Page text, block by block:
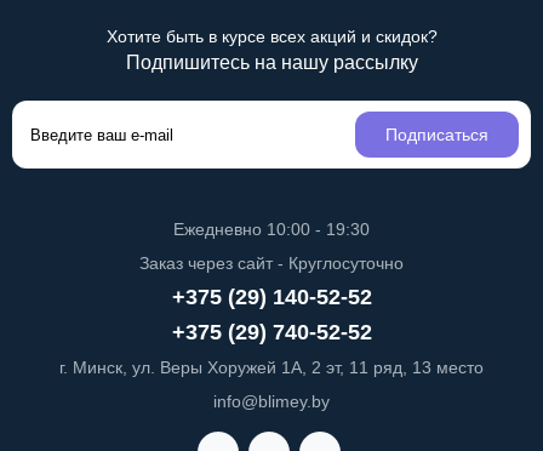
Хотите быть в курсе всех акций и скидок?
Подпишитесь на нашу рассылку
Подписаться
Ежедневно 10:00 - 19:30
Заказ через сайт - Круглосуточно
+375 (29) 140-52-52
+375 (29) 740-52-52
г. Минск, ул. Веры Хоружей 1А, 2 эт, 11 ряд, 13 место
info@blimey.by